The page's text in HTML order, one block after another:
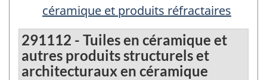
céramique et produits réfractaires
291112 - Tuiles en céramique et
autres produits structurels et
architecturaux en céramique